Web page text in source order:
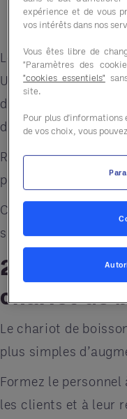
Des choix
Les golfeurs
Une expérience
davantage
dépenses avant,
Renouveler votre
peut également
Consultez notre
savoureuses idées.
2.
chariot de
Le chariot de
plus simples
Formez le
les clients et à leur
expérience et de vous
vos intérêts dans nos
Vous êtes libre de
"Paramètres des
"cookies essentiels"
site.
Pour plus d'informations
de vos choix, vous